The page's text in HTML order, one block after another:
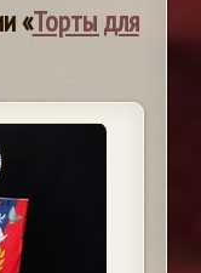
«Торты для